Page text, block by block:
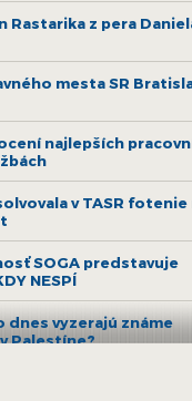
Rastarika z pera
mesta SR
ocení najlepších
v TASR fotenie
SOGA predstavuje
NESPÍ
dnes vyzerajú známe
Palestíne?